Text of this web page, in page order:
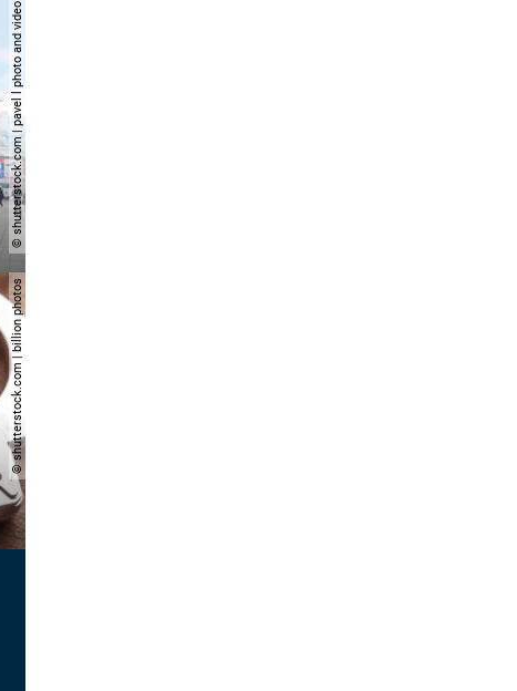
© shutterstock.com | pavel l photo and video
© shutterstock.com | billion photos